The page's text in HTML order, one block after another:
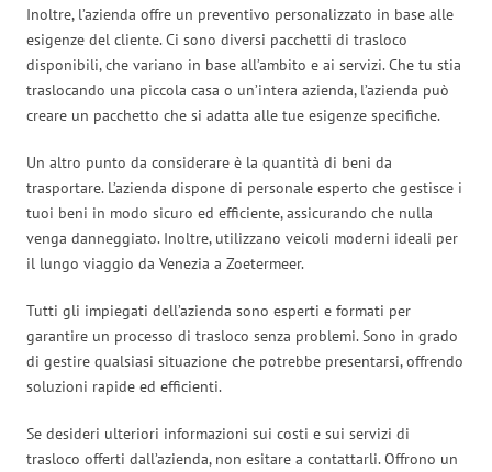
Inoltre, l’azienda offre un preventivo personalizzato in base alle
esigenze del cliente. Ci sono diversi pacchetti di trasloco
disponibili, che variano in base all’ambito e ai servizi. Che tu stia
traslocando una piccola casa o un’intera azienda, l’azienda può
creare un pacchetto che si adatta alle tue esigenze specifiche.
Un altro punto da considerare è la quantità di beni da
trasportare. L’azienda dispone di personale esperto che gestisce i
tuoi beni in modo sicuro ed efficiente, assicurando che nulla
venga danneggiato. Inoltre, utilizzano veicoli moderni ideali per
il lungo viaggio da Venezia a Zoetermeer.
Tutti gli impiegati dell’azienda sono esperti e formati per
garantire un processo di trasloco senza problemi. Sono in grado
di gestire qualsiasi situazione che potrebbe presentarsi, offrendo
soluzioni rapide ed efficienti.
Se desideri ulteriori informazioni sui costi e sui servizi di
trasloco offerti dall’azienda, non esitare a contattarli. Offrono un